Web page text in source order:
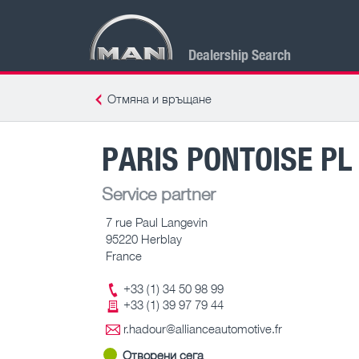
Dealership Search
Отмяна и връщане
PARIS PONTOISE PL
Service partner
7 rue Paul Langevin
95220 Herblay
France
+33 (1) 34 50 98 99
+33 (1) 39 97 79 44
r.hadour@allianceautomotive.fr
Отворени сега